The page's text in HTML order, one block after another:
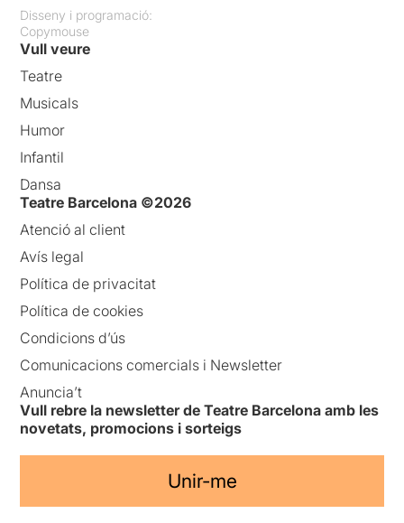
Disseny i programació:
Copymouse
Vull veure
Teatre
Musicals
Humor
Infantil
Dansa
Teatre Barcelona ©2026
Atenció al client
Avís legal
Política de privacitat
Política de cookies
Condicions d’ús
Comunicacions comercials i Newsletter
Anuncia’t
Vull rebre la newsletter de Teatre Barcelona amb les
novetats, promocions i sorteigs
Unir-me